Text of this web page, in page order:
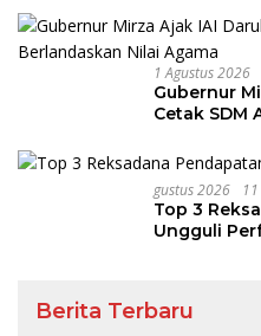
1 Agustus 2026
Gubernur
Cetak SDM
Gustus 2026
Top 3
Ungguli
Berita Terbaru